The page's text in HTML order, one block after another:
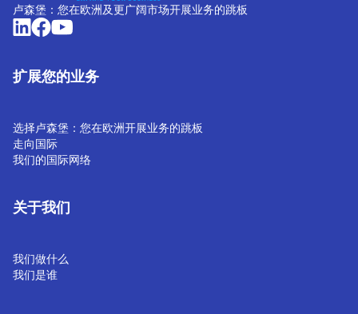
卢森堡：您在欧洲及更广阔市场开展业务的跳板
扩展您的业务
选择卢森堡：您在欧洲开展业务的跳板
走向国际
我们的国际网络
关于我们
我们做什么
我们是谁